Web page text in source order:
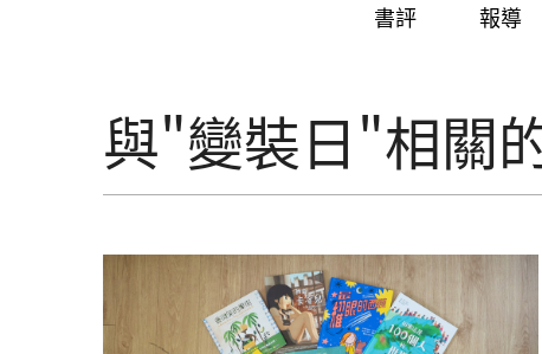
書評 報導
與"變裝日"相關